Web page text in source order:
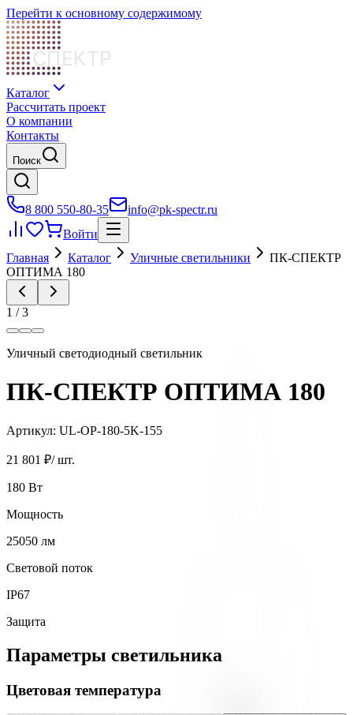
Перейти к основному содержимому
СПЕКТР
Каталог
Рассчитать проект
О компании
Контакты
Поиск
8 800 550-80-35
info@pk-spectr.ru
Войти
Главная
Каталог Уличные светильники
ПК-СПЕКТР
ОПТИМА 180
1 /3
Уличный светодиодный светильник
ПК-СПЕКТР ОПТИМА 180
Артикул: UL-OP-180-5K-155
21 801 ₽/ шт.
180 Вт
Мощность
25050 лм
Световой поток
IP67
Защита
Параметры светильника
Цветовая температура